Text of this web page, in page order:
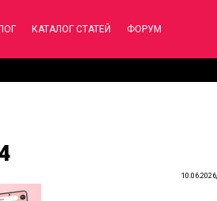
КАТАЛОГ СТАТЕЙ ФОРУМ